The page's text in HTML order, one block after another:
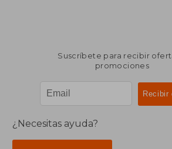
Suscríbete para recibir
promociones
¿Necesitas ayuda?